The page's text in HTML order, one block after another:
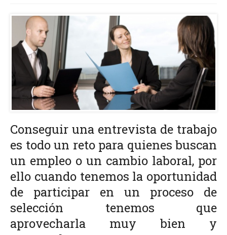
Conseguir una entrevista de trabajo
es todo un reto para quienes buscan
un empleo o un cambio laboral, por
ello cuando tenemos la oportunidad
de participar en un proceso de
selección tenemos que
aprovecharla muy bien y